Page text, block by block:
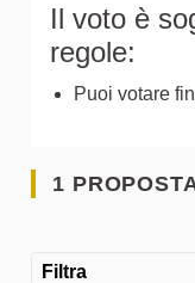
Il voto è
regole:
Puoi votare
1
Filtra